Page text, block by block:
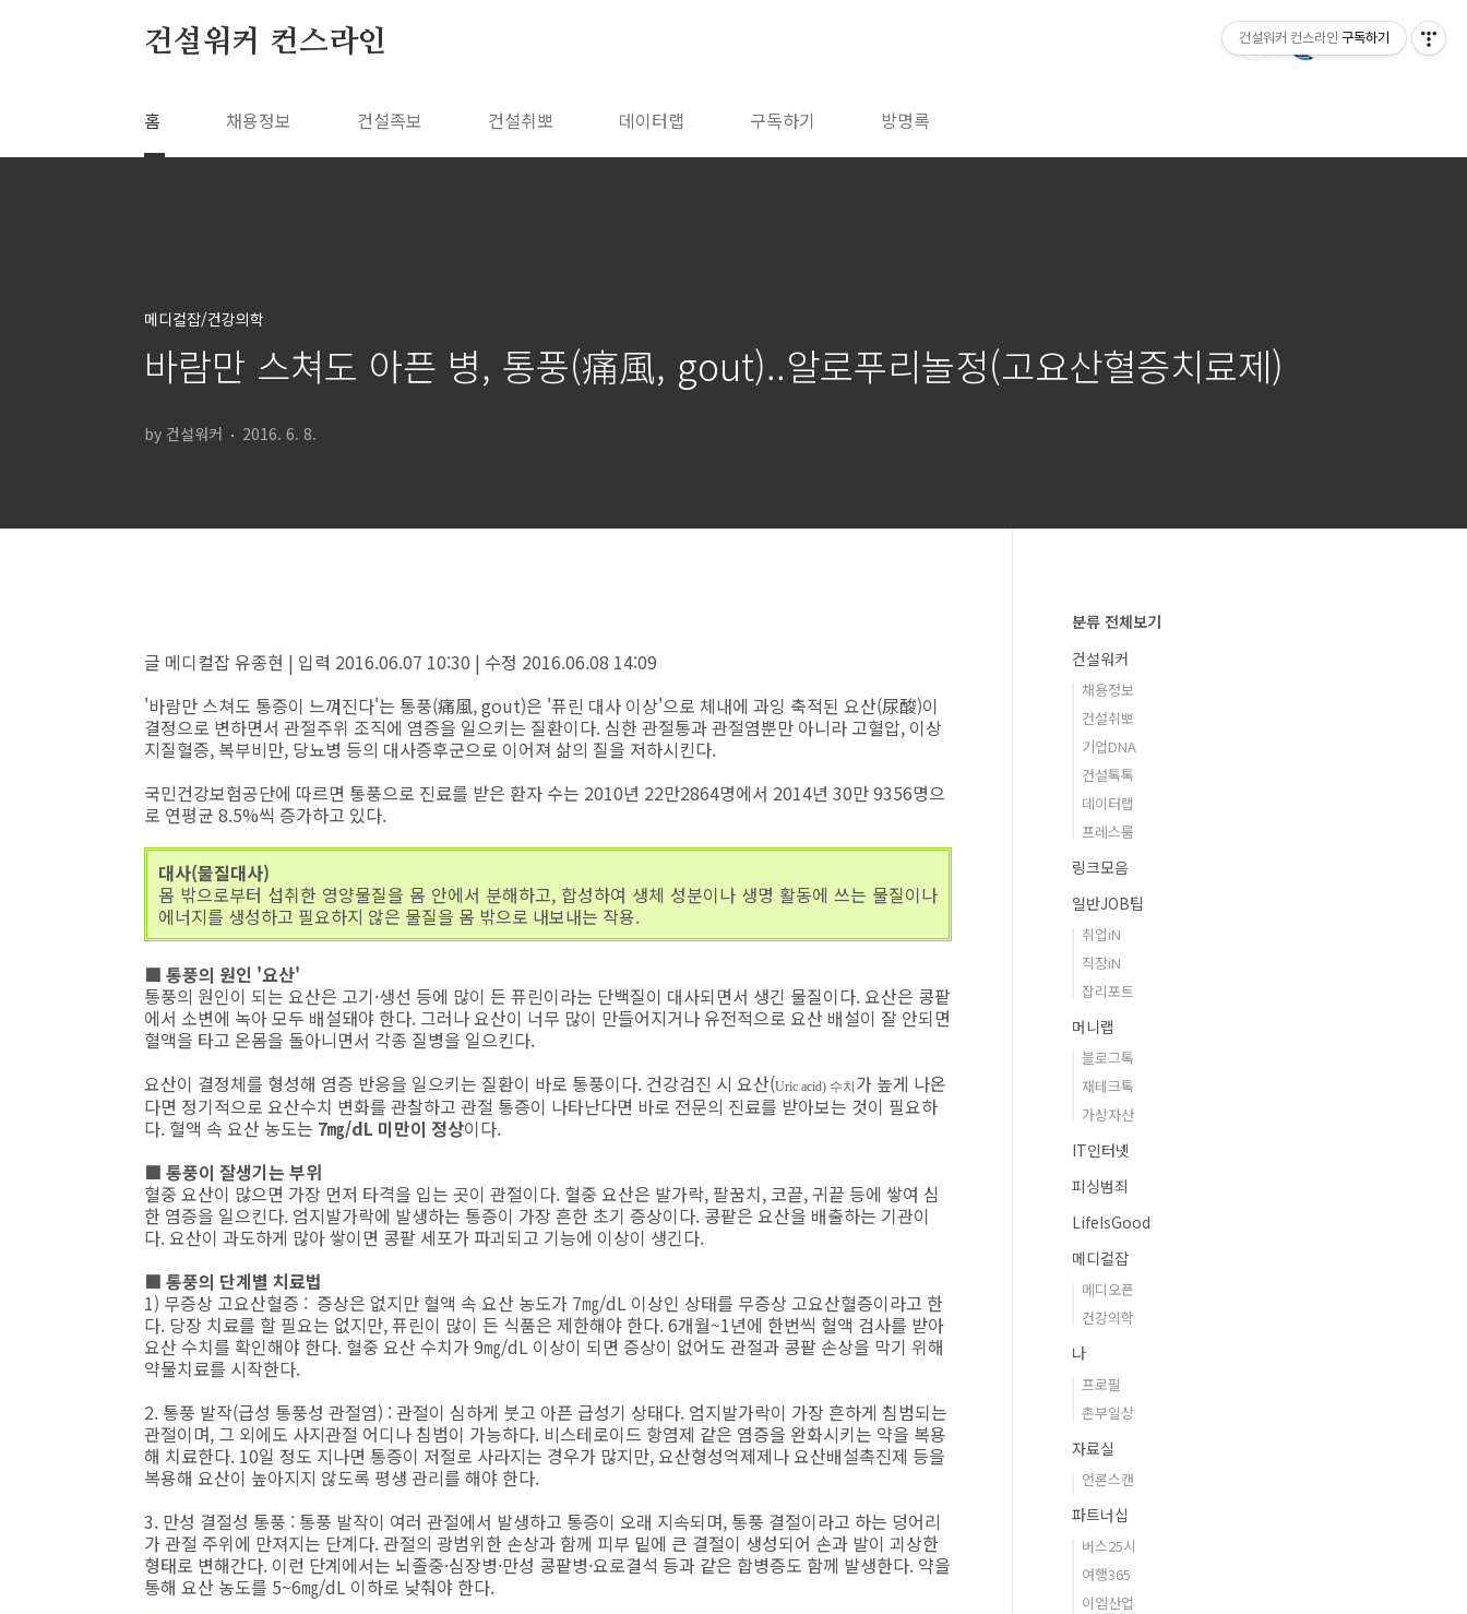
건설워커 컨스라인
홈 채용정보 건설족보 건설취뽀 데이터랩 구독하기 방명록
메디컬잡/건강의학
바람만 스쳐도 아픈 병, 통풍(痛風, gout)..알로푸리놀정(고요산혈증치료제)
by 건설워커 2016. 6. 8.
글 메디컬잡 유종현 | 입력 2016.06.07 10:30 | 수정 2016.06.08 14:09
'바람만 스쳐도 통증이 느껴진다'는 통풍(痛風, gout)은 '퓨린 대사 이상'으로 체내에 과잉 축적된 요산(尿酸)이
결정으로 변하면서 관절주위 조직에 염증을 일으키는 질환이다. 심한 관절통과 관절염뿐만 아니라 고혈압, 이상
지질혈증, 복부비만, 당뇨병 등의 대사증후군으로 이어져 삶의 질을 저하시킨다.
국민건강보험공단에 따르면 통풍으로 진료를 받은 환자 수는 2010년 22만2864명에서 2014년 30만 9356명으
로 연평균 8.5%씩 증가하고 있다.
대사(물질대사)
몸 밖으로부터 섭취한 영양물질을 몸 안에서 분해하고, 합성하여 생체 성분이나 생명 활동에 쓰는 물질이나
에너지를 생성하고 필요하지 않은 물질을 몸 밖으로 내보내는 작용.
■ 통풍의 원인 '요산'
통풍의 원인이 되는 요산은 고기·생선 등에 많이 든 퓨린이라는 단백질이 대사되면서 생긴 물질이다. 요산은 콩팥
에서 소변에 녹아 모두 배설돼야 한다. 그러나 요산이 너무 많이 만들어지거나 유전적으로 요산 배설이 잘 안되면
혈액을 타고 온몸을 돌아니면서 각종 질병을 일으킨다.
요산이 결정체를 형성해 염증 반응을 일으키는 질환이 바로 통풍이다. 건강검진 시 요산(Uric acid) 수치 가 높게 나온
다면 정기적으로 요산수치 변화를 관찰하고 관절 통증이 나타난다면 바로 전문의 진료를 받아보는 것이 필요하
다. 혈액 속 요산 농도는 7㎎/dL 미만이 정상이다.
■ 통풍이 잘생기는 부위
혈중 요산이 많으면 가장 먼저 타격을 입는 곳이 관절이다. 혈중 요산은 발가락, 팔꿈치, 코끝, 귀끝 등에 쌓여 심
한 염증을 일으킨다. 엄지발가락에 발생하는 통증이 가장 흔한 초기 증상이다. 콩팥은 요산을 배출하는 기관이
다. 요산이 과도하게 많아 쌓이면 콩팥 세포가 파괴되고 기능에 이상이 생긴다.
■ 통풍의 단계별 치료법
1) 무증상 고요산혈증 : 증상은 없지만 혈액 속 요산 농도가 7㎎/dL 이상인 상태를 무증상 고요산혈증이라고 한
다. 당장 치료를 할 필요는 없지만, 퓨린이 많이 든 식품은 제한해야 한다. 6개월~1년에 한번씩 혈액 검사를 받아
요산 수치를 확인해야 한다. 혈중 요산 수치가 9㎎/dL 이상이 되면 증상이 없어도 관절과 콩팥 손상을 막기 위해
약물치료를 시작한다.
2. 통풍 발작(급성 통풍성 관절염) : 관절이 심하게 붓고 아픈 급성기 상태다. 엄지발가락이 가장 흔하게 침범되는
관절이며, 그 외에도 사지관절 어디나 침범이 가능하다. 비스테로이드 항염제 같은 염증을 완화시키는 약을 복용
해 치료한다. 10일 정도 지나면 통증이 저절로 사라지는 경우가 많지만, 요산형성억제제나 요산배설촉진제 등을
복용해 요산이 높아지지 않도록 평생 관리를 해야 한다.
3. 만성 결절성 통풍 : 통풍 발작이 여러 관절에서 발생하고 통증이 오래 지속되며, 통풍 결절이라고 하는 덩어리
가 관절 주위에 만져지는 단계다. 관절의 광범위한 손상과 함께 피부 밑에 큰 결절이 생성되어 손과 발이 괴상한
형태로 변해간다. 이런 단계에서는 뇌졸중·심장병·만성 콩팥병·요로결석 등과 같은 합병증도 함께 발생한다. 약을
통해 요산 농도를 5~6㎎/dL 이하로 낮춰야 한다.
분류 전체보기
건설워커
채용정보
건설취뽀
기업DNA
건설톡톡
데이터랩
프레스룸
링크모음
일반JOB팁
취업iN
직장iN
잡리포트
머니랩
블로그톡
재테크톡
가상자산
IT인터넷
피싱범죄
LifeIsGood
메디컬잡
메디오픈
건강의학
나
프로필
촌부일상
자료실
언론스캔
파트너십
버스25시
여행365
이엠산업
건설워커 컨스라인 구독하기